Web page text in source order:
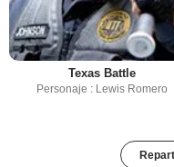
Texas Battle
Personaje : Lewis Romero